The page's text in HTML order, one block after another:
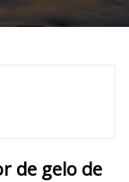
de gelo de